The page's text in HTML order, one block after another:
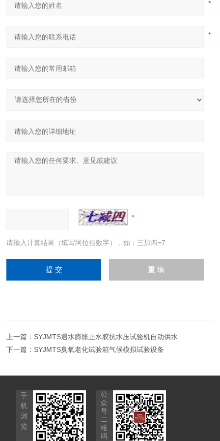
请输入计算结果（填写阿拉伯数字），如：三加四=7
上一篇： SYJMTS遇水膨胀止水胶抗水压试验机自动供水
下一篇： SYJMTS臭氧老化试验箱气候模拟试验设备
手
机
浏
览
公
众
号
二
维
码